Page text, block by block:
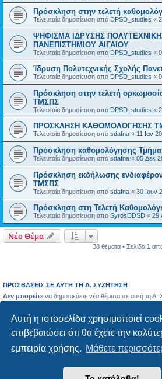
Αυτή η ιστοσελίδα χρησιμοποιεί
επιβεβαιώσει ότι θα έχετε την
εμπειρία χρήσης. Μάθετε
Πρόσκληση στην τελετή
Τελευταία δημοσίευση από DPSD_studies «
ΨΗΦΙΣΜΑ ΙΔΡΥΣΗΣ
ΠΑΝΕΠΙΣΤΗΜΙΟΥ ΑΙΓΑΙΟΥ
Τελευταία δημοσίευση από DPSD_studies «
Ίδρυση Πολυτεχνικής Σχολής
Τελευταία δημοσίευση από DPSD_studies «
Πρόσκληση στην τελετή
ΤΜΣΠΣ
Τελευταία δημοσίευση από DPSD_studies «
ΠΡΟΣΚΛΗΣΗ ΚΑΘΟΜΟΛΟΓΗΣΗΣ
Τελευταία δημοσίευση από sdafna « 11 Ιαν
Πρόσκληση καθομολόγησης
Τελευταία δημοσίευση από sdafna « 05 Δεκ
Πρόσκληση εκδήλωσης
ΤΜΣΠΣ
Τελευταία δημοσίευση από sdafna « 30 Ιουν
Πρόσκληση στη Τελετή
Τελευταία δημοσίευση από SyrosDDSD « 29
Νέο Θέμα
38 θέματα • Σελίδα 1
ΠΡΟΣΒΆΣΕΙΣ ΣΕ ΑΥΤΉ ΤΗ Δ. ΣΥΖΉΤΗΣΗ
Δεν μπορείτε να δημοσιεύετε νέα θέματα σε αυτή τη Δ.
Δεν μπορείτενα διαγράφετε τις δημοσιεύσεις σας σε
Δεν μπορείτε
να επισυνάπτετε αρχεία σε αυτή τη Δ.
Board Διαγραφή cookies
Δημιουργήθηκε απόphpBB® Forum